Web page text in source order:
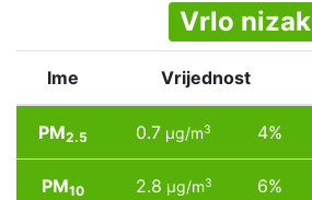
Vrlo nizak
Ime Vrijednost
PM2.5 0.7 µg/m3 4%
PM10 2.8 µg/m3 6%